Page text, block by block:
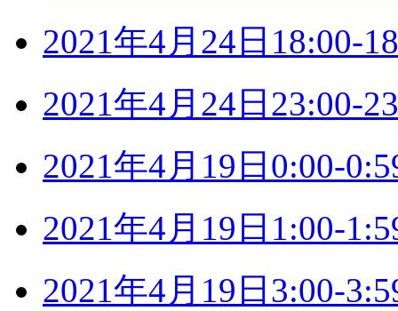
2021年4月24日18:00-
2021年4月24日23:00-
2021年4月19日0:00-
2021年4月19日1:00-
2021年4月19日3:00-